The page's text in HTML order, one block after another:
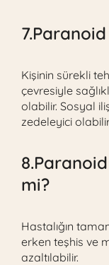
Kişinin sürekli
çevresiyle
olabilir. Sosyal
zedeleyici
mi?
Hastalığın
erken teşhis ve
azaltılabilir.